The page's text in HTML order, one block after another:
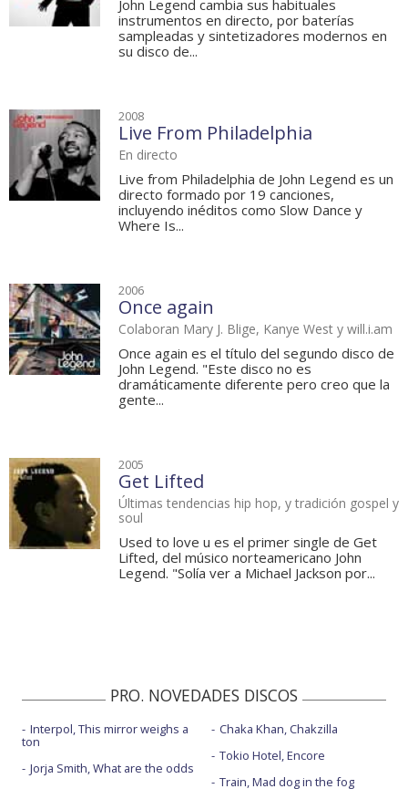
John Legend cambia sus habituales
instrumentos en directo, por baterías
sampleadas y sintetizadores modernos en
su disco de...
2008
Live From Philadelphia
En directo
Live from Philadelphia de John Legend es un
directo formado por 19 canciones,
incluyendo inéditos como Slow Dance y
Where Is...
2006
Once again
Colaboran Mary J. Blige, Kanye West y will.i.am
Once again es el título del segundo disco de
John Legend. "Este disco no es
dramáticamente diferente pero creo que la
gente...
2005
Get Lifted
Últimas tendencias hip hop, y tradición gospel y
soul
Used to love u es el primer single de Get
Lifted, del músico norteamericano John
Legend. "Solía ver a Michael Jackson por...
PRO. NOVEDADES DISCOS
Interpol, This mirror weighs a
ton
Jorja Smith, What are the odds
Chaka Khan, Chakzilla
Tokio Hotel, Encore
Train, Mad dog in the fog